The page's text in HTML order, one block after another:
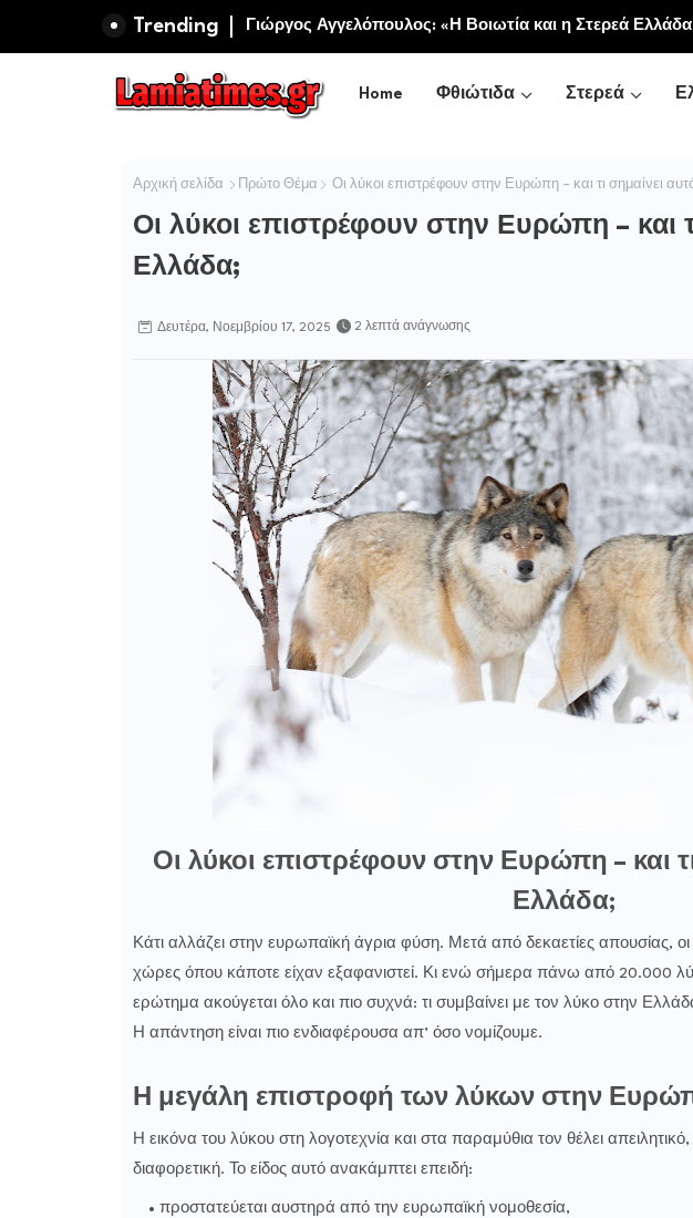
Trending Πανηγυρίζει η Ιερά Σταυροπηγιακή και Κοινοβιακή
Home Φθιώτιδα Στερεά
Αρχική σελίδα Πρώτο Θέμα Οι λύκοι επιστρέφουν στην Ευρώπη – και τι σημαίνει
Οι λύκοι επιστρέφουν στην Ευρώπη – και
Ελλάδα;
Δευτέρα, Νοεμβρίου 17, 2025 2 λεπτά ανάγνωσης
Οι λύκοι επιστρέφουν στην Ευρώπη – και
Ελλάδα;
Κάτι αλλάζει στην ευρωπαϊκή άγρια φύση. Μετά από δεκαετίες απουσίας,
χώρες όπου κάποτε είχαν εξαφανιστεί. Κι ενώ σήμερα πάνω από 20.000
ερώτημα ακούγεται όλο και πιο συχνά: τι συμβαίνει με τον λύκο στην
Η απάντηση είναι πιο ενδιαφέρουσα απ’ όσο νομίζουμε.
Η μεγάλη επιστροφή των λύκων στην
Η εικόνα του λύκου στη λογοτεχνία και στα παραμύθια τον θέλει
διαφορετική. Το είδος αυτό ανακάμπτει επειδή:
προστατεύεται αυστηρά από την ευρωπαϊκή νομοθεσία,